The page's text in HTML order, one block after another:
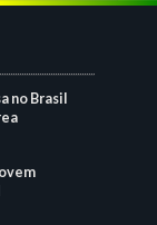
no Brasil